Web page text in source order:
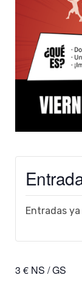
Entradas
3 € NS / GS